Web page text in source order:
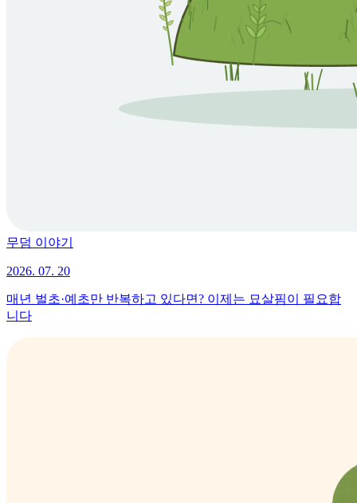
무덤 이야기
2026. 07. 20
매년 벌초·예초만 반복하고 있다면? 이제는 묘살핌이 필요합
니다